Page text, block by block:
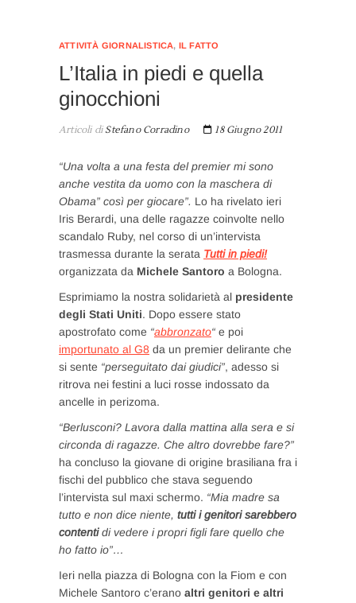
ATTIVITÀ GIORNALISTICA, IL FATTO
L’Italia in piedi e quella
ginocchioni
Articoli diStefano Corradino 18 Giugno 2011
“Una volta a una festa del premier mi sono
anche vestita da uomo con la maschera di
Obama” così per giocare”. Lo ha rivelato ieri
Iris Berardi, una delle ragazze coinvolte nello
scandalo Ruby, nel corso di un’intervista
trasmessa durante la serata Tutti in piedi!
organizzata da Michele Santoro a Bologna.
Esprimiamo la nostra solidarietà al presidente
degli Stati Uniti. Dopo essere stato
apostrofato come “abbronzato“ e poi
importunato al G8 da un premier delirante che
si sente “perseguitato dai giudici”, adesso si
ritrova nei festini a luci rosse indossato da
ancelle in perizoma.
“Berlusconi? Lavora dalla mattina alla sera e si
circonda di ragazze. Che altro dovrebbe fare?”
ha concluso la giovane di origine brasiliana fra i
fischi del pubblico che stava seguendo
l’intervista sul maxi schermo. “Mia madre sa
tutto e non dice niente, tutti i genitori sarebbero
contentidi vedere i propri figli fare quello che
ho fatto io”…
Ieri nella piazza di Bologna con la Fiom e con
Michele Santoro c’erano altri genitori e altri